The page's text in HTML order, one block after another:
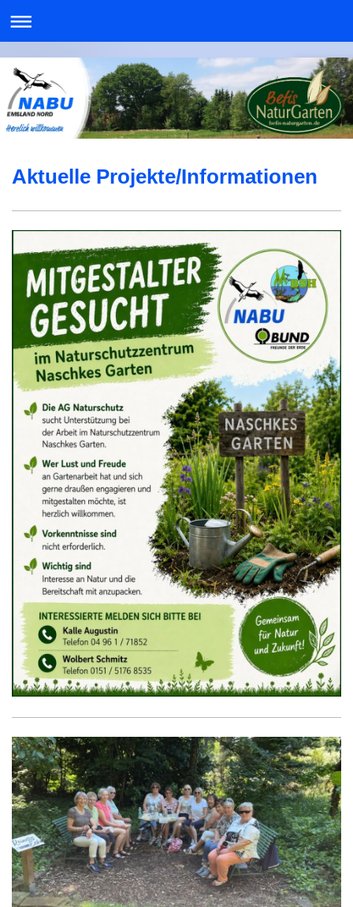
Aktuelle Projekte/Informationen